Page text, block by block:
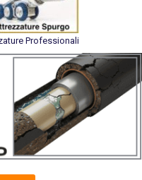
Professionali